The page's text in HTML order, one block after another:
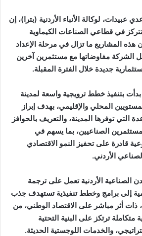
عبيدات، لوكالة الأنباء الأردنية (بترا)، إن
في قطاعي الصناعات الكيماوية
هذه المشاريع ما تزال في مرحلة الإعداد
الشركة مفاوضاتها مع مستثمرين آخرين
جديدة خلال الفترة المقبلة.
بتنفيذ خطط ترويجية واسعة لمدينة
المحلي والإقليمي، بهدف إبراز
التي توفرها المدينة، والتعريف بالحوافز
الصناعيين، بما يسهم في
قادرة على تحفيز النمو الاقتصادي
الأردني.
الصناعية الأردنية تعمل على ترجمة
إلى برامج وخطط تنفيذية تستهدف جذب
ذات أثر مباشر على الاقتصاد الوطني، من
متكاملة ترتكز على البنية التحتية
والخدمات اللوجستية الحديثة.